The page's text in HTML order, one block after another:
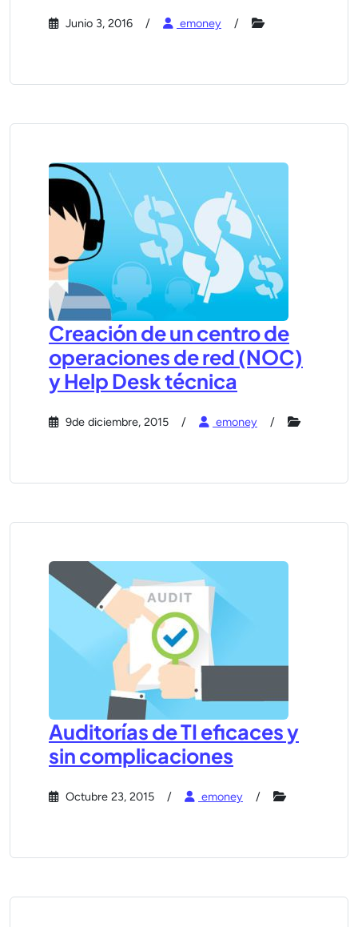
Junio 3, 2016 emoney
Creación de un centro de
operaciones de red (NOC)
y Help Desk técnica
9de diciembre, 2015 emoney
Auditorías de TI eficaces y
sin complicaciones
Octubre 23, 2015 emoney